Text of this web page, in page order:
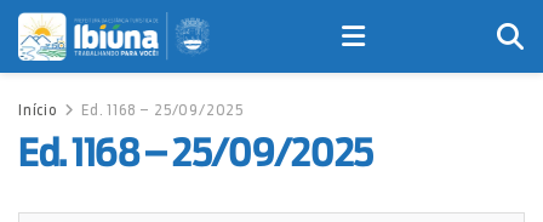
Início Ed. 1168 – 25/09/2025
Ed. 1168 – 25/09/2025